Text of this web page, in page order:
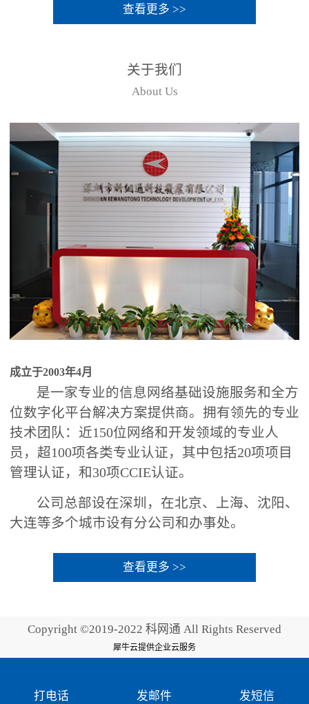
查看更多 >>
关于我们
About Us
成立于2003年4月
是一家专业的信息网络基础设施服务和全方
位数字化平台解决方案提供商。拥有领先的专业
技术团队：近150位网络和开发领域的专业人
员，超100项各类专业认证，其中包括20项项目
管理认证，和30项CCIE认证。
公司总部设在深圳，在北京、上海、沈阳、
大连等多个城市设有分公司和办事处。
查看更多 >>
Copyright ©2019-2022 科网通 All Rights Reserved
犀牛云提供企业云服务
打电话 发邮件 发短信